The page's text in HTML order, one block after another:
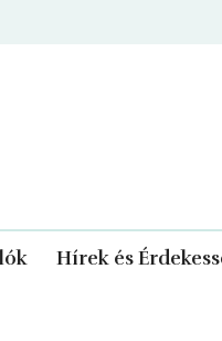
Hírek és